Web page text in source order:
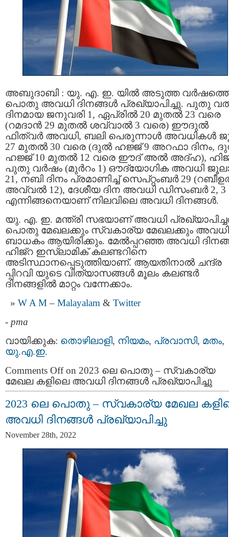
അബുദാബി : യു. എ. ഇ. യില്‍ അടുത്ത
പൊതു അവധി ദിനങ്ങള്‍ പ്രഖ്യാപിച്ചു. പുതു
ദിനമായ ജനുവരി 1, ഏപ്രില്‍ 20 മുതല്‍ 23 വരെ
(റമദാൻ 29 മുതൽ ശവ്വാൽ 3 വരെ) ഈദുൽ
ഫിത്വർ അവധി, ബലി പെരുന്നാള്‍ അവധികള്‍
27 മുതല്‍ 30 വരെ (ദുൽ ഹജ്ജ് 9 അറഫാ ദിനം,
ഹജ്ജ് 10 മുതൽ 12 വരെ ഈദ് അൽ അദ്ഹ),
പുതു വര്‍ഷം (മുര്‍റം 1) ഔദ്യോഗിക അവധി
21, നബി ദിനം പ്രമാണിച്ച് സെപ്റ്റംബര്‍ 29
അവ്വല്‍ 12), ദേശീയ ദിന അവധി ഡിസംബർ 2, 3
എന്നിങ്ങനെയാണ് നിലവിലെ അവധി ദിനങ്ങൾ.
യു. എ. ഇ. മന്ത്രി സഭയാണ് അവധി
പൊതു മേഖലക്കും സ്വകാര്യ മേഖലക്കും അവധി
ബാധകം ആയിരിക്കും. മേല്‍പ്പറഞ്ഞ അവധി
ഹിജ്‌റ ഇസ്ലാമിക് കലണ്ടറിനെ
അടിസ്ഥാനപ്പെടുത്തിയാണ്. ആയതിനാല്‍ ചന്ദ്ര
പ്പിറവി യുടെ വിത്യാസങ്ങള്‍ മൂലം കലണ്ടര്‍
ദിനങ്ങളില്‍ മാറ്റം വന്നേക്കാം.
W A M– Malayalam & Twitter
- pma
വായിക്കുക: തൊഴിലാളി, നിയമം, പ്രവാസി, മതം,
യു.എ.ഇ.
Comments Offon 2023 ലെ പൊതു – സ്വകാര്യ
മേഖല കളിലെ അവധി ദിനങ്ങൾ പ്രഖ്യാപിച്ചു
2023 ലെ പൊതു – സ്വകാര്യ മേഖല
അവധി ദിനങ്ങൾ പ്രഖ്യാപിച്ചു
November 28th, 2022